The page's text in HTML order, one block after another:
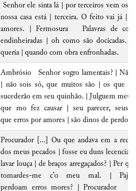
Senhorele sinta lá | por terceiros vem os
nossa casa está | terceira. O feito vai já | C
amores. | Fermosura Palavras de
endinheiradas | oh como são docicadas.
queria | quando com obra enfronhadas.
Ambrósio Senhor sogro lamentais? | Não
| não sois só, que muitos são | os que
sucederão em seu quinhão. | Julguem meu
que mo fez causar | seu parecer, seus
que erros por amores | são dinos de perdoar
Procurador [...] Ou que andava em a
dos meus pecados | fosse eu duns
lavar louça | de braços arregaçados? |Per
tomardes-me c’o meu mal. |
perdoam erros mores? | Procurador